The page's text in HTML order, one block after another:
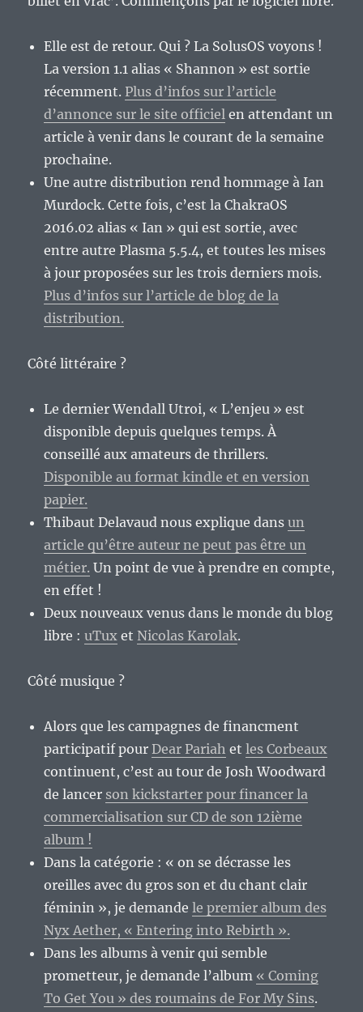
Elle est de retour. Qui ? La SolusOS voyons !
La version 1.1 alias « Shannon » est sortie
récemment. Plus d’infos sur l’article
d’annonce sur le site officiel en attendant un
article à venir dans le courant de la semaine
prochaine.
Une autre distribution rend hommage à Ian
Murdock. Cette fois, c’est la ChakraOS
2016.02 alias « Ian » qui est sortie, avec
entre autre Plasma 5.5.4, et toutes les mises
à jour proposées sur les trois derniers mois.
Plus d’infos sur l’article de blog de la
distribution.
Côté littéraire ?
Le dernier Wendall Utroi, « L’enjeu » est
disponible depuis quelques temps. À
conseillé aux amateurs de thrillers.
Disponible au format kindle et en version
papier.
Thibaut Delavaud nous explique dansun
article qu’être auteur ne peut pas être un
métier. Un point de vue à prendre en compte,
en effet !
Deux nouveaux venus dans le monde du blog
libre :uTux et Nicolas Karolak.
Côté musique ?
Alors que les campagnes de financment
participatif pourDear Pariah etles Corbeaux
continuent, c’est au tour de Josh Woodward
de lancer son kickstarter pour financer la
commercialisation sur CD de son 12ième
album !
Dans la catégorie : « on se décrasse les
oreilles avec du gros son et du chant clair
féminin », je demandele premier album des
Nyx Aether, « Entering into Rebirth ».
Dans les albums à venir qui semble
prometteur, je demande l’album « Coming
To Get You » des roumains de For My Sins.